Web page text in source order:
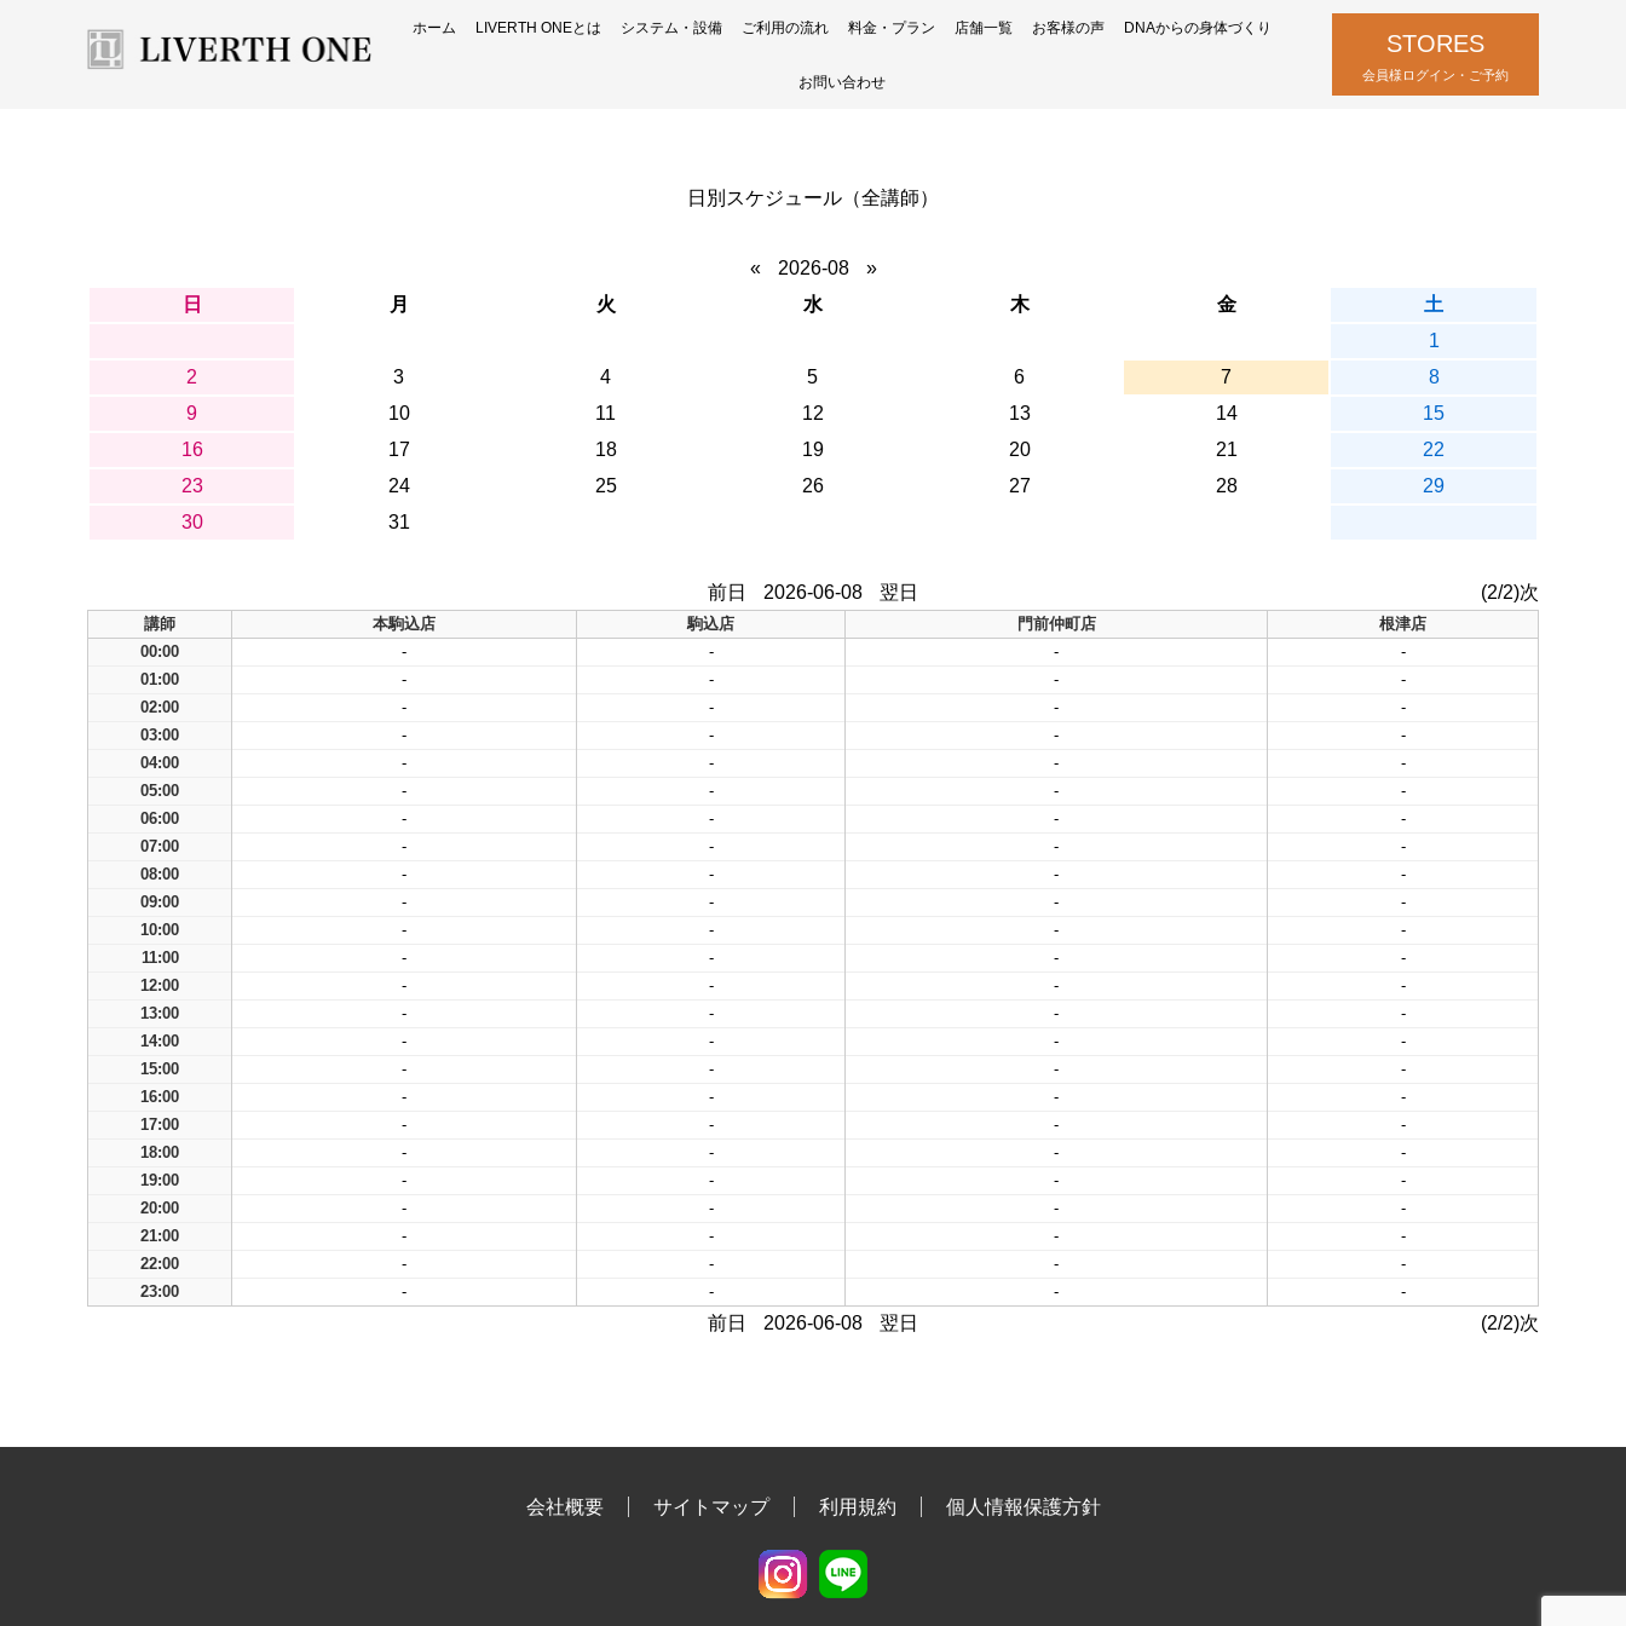
ホーム LIVERTH ONEとは システム・設備 ご利用の流れ 料金・プラン 店舗一覧 お客様の声 DNAからの身体づくり
お問い合わせ
STORES
会員様ログイン・ご予約
日別スケジュール（全講師）
« 2026-08
»
日
月 火 水 木 金
土
1
2
3 4 5 6 7
8
9
10 11 12 13 14
15
16
17 18 19 20 21
22
23
24 25 26 27 28
29
30
31
前日 2026-06-08 翌日 (2/2)次
講師 本駒込店 駒込店 門前仲町店
根津店
00:00
- - -
-
01:00
- - -
-
02:00
- - -
-
03:00
- - -
-
04:00
- - -
-
05:00
- - -
-
06:00
- - -
-
07:00
- - -
-
08:00
- - -
-
09:00
- - -
-
10:00
- - -
-
11:00
- - -
-
12:00
- - -
-
13:00
- - -
-
14:00
- - -
-
15:00
- - -
-
16:00
- - -
-
17:00
- - -
-
18:00
- - -
-
19:00
- - -
-
20:00
- - -
-
21:00
- - -
-
22:00
- - -
-
23:00
- - - -
前日 2026-06-08 翌日 (2/2)次
会社概要 サイトマップ 利用規約 個人情報保護方針